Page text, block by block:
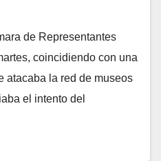
de Representantes
coincidiendo con una
atacaba la red de museos
el intento del